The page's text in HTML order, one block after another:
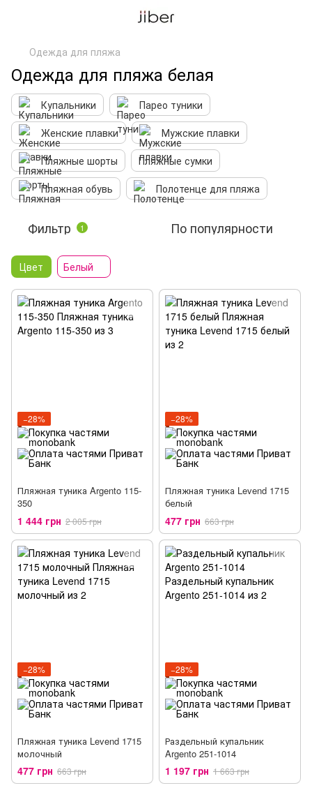
Одежда для пляжа
Одежда для пляжа белая
Купальники
Парео туники
Женские плавки
Мужские плавки
Пляжные шорты
Пляжные сумки
Пляжная обувь
Полотенце для пляжа
Фильтр 1 По популярности
Цвет Белый
−28%
Пляжная туника Argento 115-
350
1 444 грн 2 005 грн
−28%
Пляжная туника Levend 1715
белый
477 грн 663 грн
−28%
Пляжная туника Levend 1715
молочный
477 грн 663 грн
−28%
Раздельный купальник
Argento 251-1014
1 197 грн 1 663 грн